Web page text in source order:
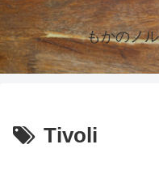
もかのノ
Tivoli